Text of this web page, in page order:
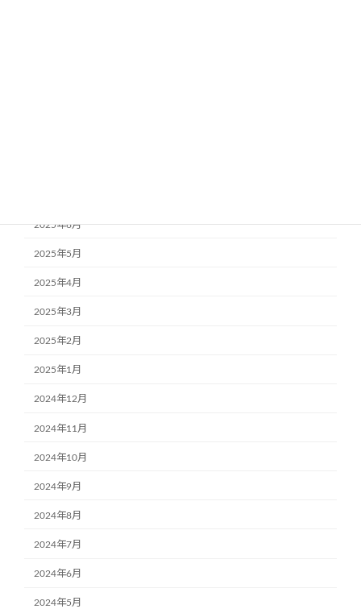
2025年6月
2025年5月
2025年4月
2025年3月
2025年2月
2025年1月
2024年12月
2024年11月
2024年10月
2024年9月
2024年8月
2024年7月
2024年6月
2024年5月